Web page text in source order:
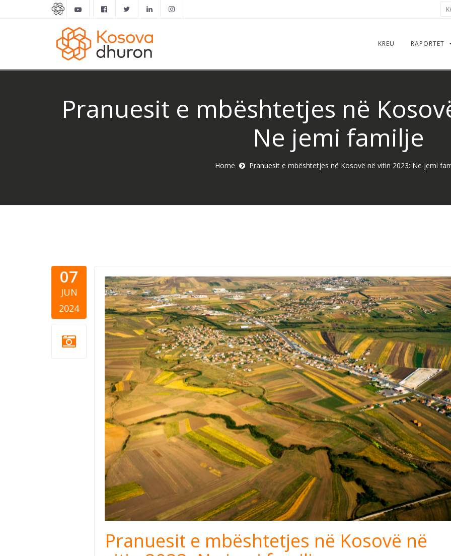
KREU RAPORTET
Pranuesit e mbështetjes në
Ne jemi familje
Home Pranuesit e mbështetjes në Kosovë në vitin 2023: Ne jemi
07
JUN
2024
Blog Thumb Kosovo Dhuron
3.png
Pranuesit e mbështetjes në Kosovë në